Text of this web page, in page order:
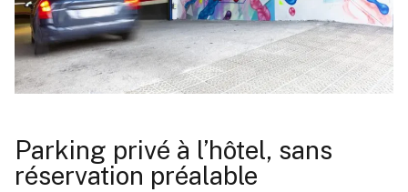
Parking privé à l’hôtel, sans
réservation préalable